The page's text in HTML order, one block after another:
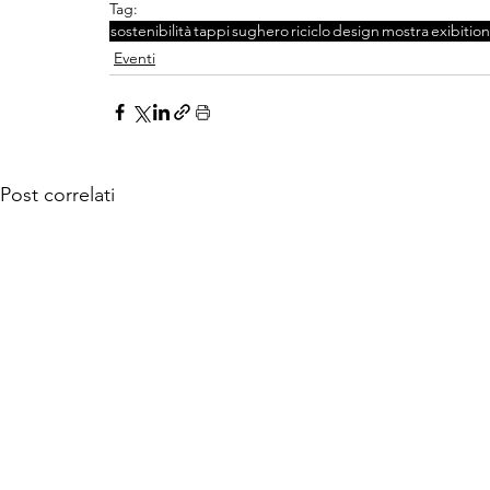
Tag:
sostenibilitàtappisugheroriciclodesign mostraexibition
Eventi
Post correlati